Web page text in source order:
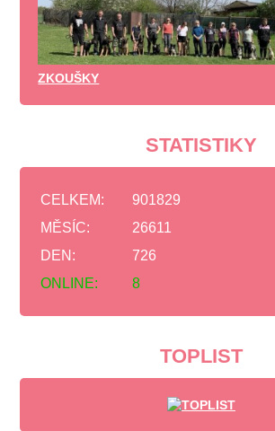
ZKOUŠKY
STATISTIKY
ONLINE: 8
CELKEM:
901829
MĚSÍC:
26611
DEN:
726
TOPLIST